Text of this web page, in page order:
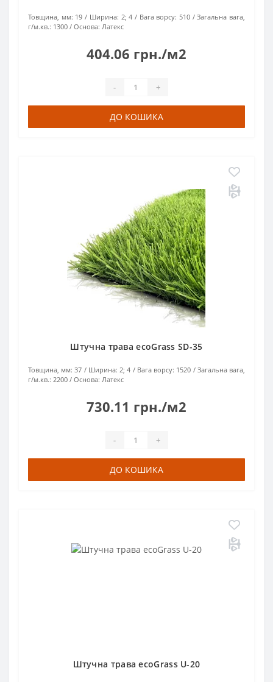
Товщина, мм: 19 Ширина: 2; 4 Вага ворсу: 510
Загальна вага,
г/м.кв.: 1300 Основа: Латекс
404.06 грн./м2
- +
ДО КОШИКА
Штучна трава ecoGrass SD-35
Товщина, мм: 37 Ширина: 2; 4 Вага ворсу: 1520
Загальна вага,
г/м.кв.: 2200 Основа: Латекс
730.11 грн./м2
- +
ДО КОШИКА
Штучна трава ecoGrass U-20